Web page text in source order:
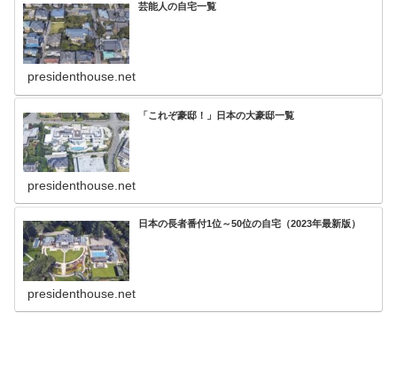
芸能人の自宅一覧
presidenthouse.net
「これぞ豪邸！」日本の大豪邸一覧
presidenthouse.net
日本の長者番付1位～50位の自宅（2023年最新版）
presidenthouse.net